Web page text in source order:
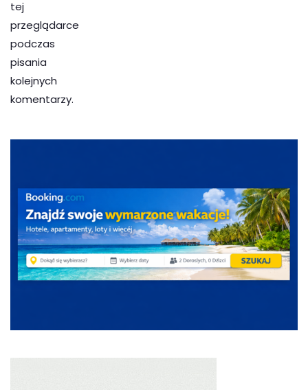
tej
przeglądarce
podczas
pisania
kolejnych
komentarzy.